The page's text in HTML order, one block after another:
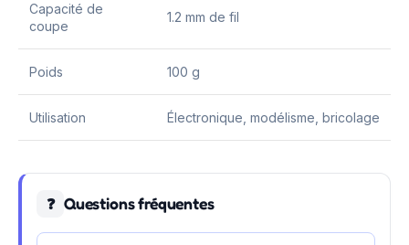
Capacité de
coupe
1.2 mm de fil
Poids 100 g
Utilisation Électronique, modélisme, bricolage
❓ Questions fréquentes